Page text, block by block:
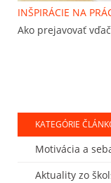
INŠPIRÁCIE NA
Ako prejavovať
KATEGÓRIE
Motivácia a
Aktuality zo